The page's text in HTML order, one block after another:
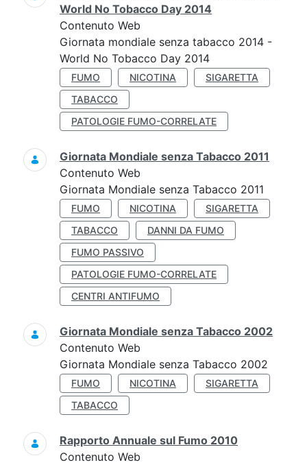
World No Tobacco Day 2014
Contenuto Web
Giornata mondiale senza tabacco 2014 -
World No Tobacco Day 2014
FUMO NICOTINA
SIGARETTA
TABACCO
PATOLOGIE FUMO-CORRELATE
Giornata Mondiale senza Tabacco 2011
Contenuto Web
Giornata Mondiale senza Tabacco 2011
FUMO NICOTINA
SIGARETTA
TABACCO
DANNI DA FUMO
FUMO PASSIVO
PATOLOGIE FUMO-CORRELATE
CENTRI ANTIFUMO
Giornata Mondiale senza Tabacco 2002
Contenuto Web
Giornata Mondiale senza Tabacco 2002
FUMO NICOTINA
SIGARETTA
TABACCO
Rapporto Annuale sul Fumo 2010
Contenuto Web